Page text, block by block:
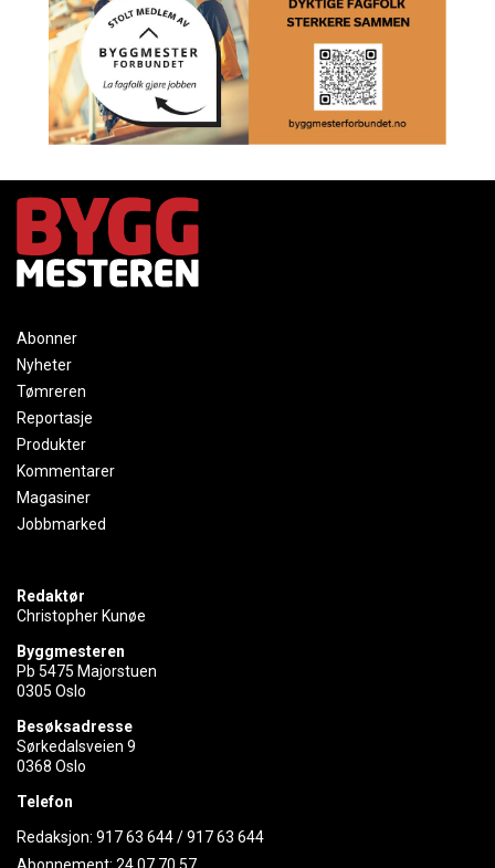
Abonner
Nyheter
Tømreren
Reportasje
Produkter
Kommentarer
Magasiner
Jobbmarked
Redaktør
Christopher Kunøe
Byggmesteren
Pb 5475 Majorstuen
0305 Oslo
Besøksadresse
Sørkedalsveien 9
0368 Oslo
Telefon
Redaksjon: 917 63 644/917 63 644